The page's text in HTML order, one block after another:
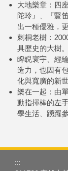
大地樂章：四
陀玲』、『豎
出一種優雅，
刺桐老樹：
具歷史的大樹。
睥睨寰宇、經
造力，也因有
化與寬廣的新
樂在一起：由
動指揮棒的左
學生活、踴躍
:::